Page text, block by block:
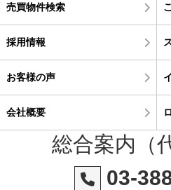
売買物件検索
採用情報
お客様の声
会社概要
総合案内（
03-